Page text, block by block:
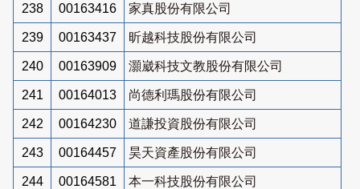
238 00163416 家真股份有限公司
239 00163437 昕越科技股份有限公司
240 00163909 灝崴科技文教股份有限公司
241 00164013 尚德利瑪股份有限公司
242 00164230 道謙投資股份有限公司
243 00164457 昊天資產股份有限公司
244 00164581 本一科技股份有限公司